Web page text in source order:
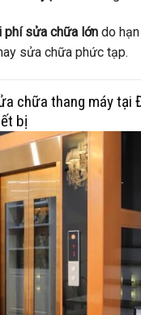
phí sửa chữa lớndo hạn
sửa chữa phức tạp.
chữa thang máy tại
bị